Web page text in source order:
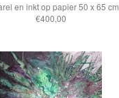
en inkt op papier 50 x 65 cm
€400,00